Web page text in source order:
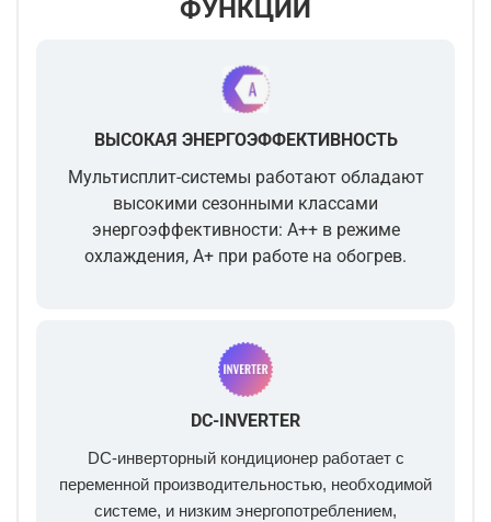
ФУНКЦИИ
ВЫСОКАЯ ЭНЕРГОЭФФЕКТИВНОСТЬ
Мультисплит-системы работают обладают
высокими сезонными классами
энергоэффективности: A++ в режиме
охлаждения, A+ при работе на обогрев.
DC-INVERTER
DC-инверторный кондиционер работает с
переменной производительностью, необходимой
системе, и низким энергопотреблением,